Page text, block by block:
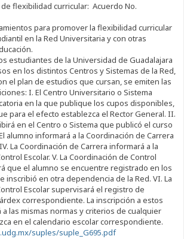
flexibilidad curricular: Acuerdo No.
para promover la flexibilidad curricular
en la Red Universitaria y con otras
estudiantes de la Universidad de Guadalajara
en los distintos Centros y Sistemas de la Red,
el plan de estudios que cursan, se emiten las
I. El Centro Universitario o Sistema
en la que publique los cupos disponibles,
para el efecto establezca el Rector General. II.
en el Centro o Sistema que publicó el curso
alumno informará a la Coordinación de Carrera
La Coordinación de Carrera informará a la
Escolar. V. La Coordinación de Control
que el alumno se encuentre registrado en los
inscribió en otra dependencia de la Red. VI. La
Escolar supervisará el registro de
correspondiente. La inscripción a estos
las mismas normas y criterios de cualquier
en el calendario escolar correspondiente.
suples/suple_G695.pdf